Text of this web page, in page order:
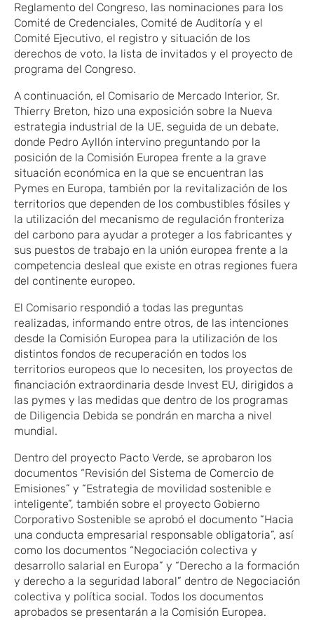
Reglamento del Congreso, las nominaciones para los
Comité de Credenciales, Comité de Auditoría y el
Comité Ejecutivo, el registro y situación de los
derechos de voto, la lista de invitados y el proyecto de
programa del Congreso.
A continuación, el Comisario de Mercado Interior, Sr.
Thierry Breton, hizo una exposición sobre la Nueva
estrategia industrial de la UE, seguida de un debate,
donde Pedro Ayllón intervino preguntando por la
posición de la Comisión Europea frente a la grave
situación económica en la que se encuentran las
Pymes en Europa, también por la revitalización de los
territorios que dependen de los combustibles fósiles y
la utilización del mecanismo de regulación fronteriza
del carbono para ayudar a proteger a los fabricantes y
sus puestos de trabajo en la unión europea frente a la
competencia desleal que existe en otras regiones fuera
del continente europeo.
El Comisario respondió a todas las preguntas
realizadas, informando entre otros, de las intenciones
desde la Comisión Europea para la utilización de los
distintos fondos de recuperación en todos los
territorios europeos que lo necesiten, los proyectos de
financiación extraordinaria desde Invest EU, dirigidos a
las pymes y las medidas que dentro de los programas
de Diligencia Debida se pondrán en marcha a nivel
mundial.
Dentro del proyecto Pacto Verde, se aprobaron los
documentos “Revisión del Sistema de Comercio de
Emisiones” y “Estrategia de movilidad sostenible e
inteligente”, también sobre el proyecto Gobierno
Corporativo Sostenible se aprobó el documento “Hacia
una conducta empresarial responsable obligatoria”, así
como los documentos “Negociación colectiva y
desarrollo salarial en Europa” y “Derecho a la formación
y derecho a la seguridad laboral” dentro de Negociación
colectiva y política social. Todos los documentos
aprobados se presentarán a la Comisión Europea.